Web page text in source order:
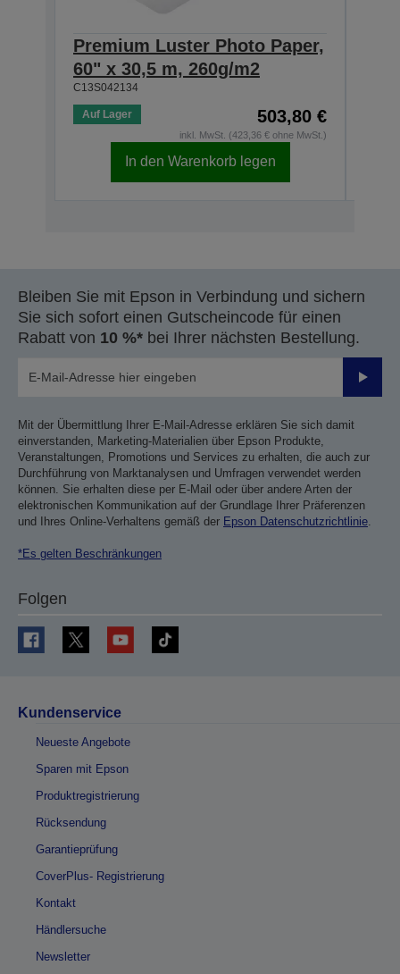
Premium Luster Photo Paper,
60" x 30,5 m, 260g/m2
C13S042134
Auf Lager 503,80 €
inkl. MwSt. (423,36 € ohne MwSt.)
In den Warenkorb legen
Bleiben Sie mit Epson in Verbindung und sichern
Sie sich sofort einen Gutscheincode für einen
Rabatt von 10 %* bei Ihrer nächsten Bestellung.
Mit der Übermittlung Ihrer E-Mail-Adresse erklären Sie sich damit
einverstanden, Marketing-Materialien über Epson Produkte,
Veranstaltungen, Promotions und Services zu erhalten, die auch zur
Durchführung von Marktanalysen und Umfragen verwendet werden
können. Sie erhalten diese per E-Mail oder über andere Arten der
elektronischen Kommunikation auf der Grundlage Ihrer Präferenzen
und Ihres Online-Verhaltens gemäß der Epson Datenschutzrichtlinie
*Es gelten Beschränkungen
Folgen
Kundenservice
Neueste Angebote
Sparen mit Epson
Produktregistrierung
Rücksendung
Garantieprüfung
CoverPlus- Registrierung
Kontakt
Händlersuche
Newsletter